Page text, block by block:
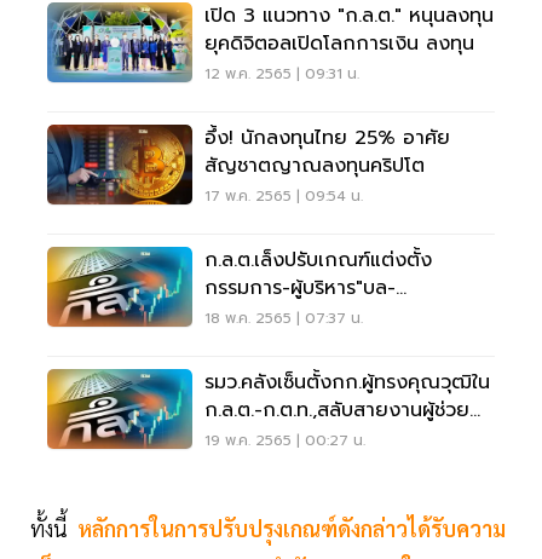
เปิด 3 แนวทาง "ก.ล.ต." หนุนลงทุน
ยุคดิจิตอลเปิดโลกการเงิน ลงทุน
12 พ.ค. 2565 | 09:31 น.
อึ้ง! นักลงทุนไทย 25% อาศัย
สัญชาตญาณลงทุนคริปโต
17 พ.ค. 2565 | 09:54 น.
ก.ล.ต.เล็งปรับเกณฑ์แต่งตั้ง
กรรมการ-ผู้บริหาร"บล-
TFEX"สอดคล้องหลัก CG
18 พ.ค. 2565 | 07:37 น.
รมว.คลังเซ็นตั้งกก.ผู้ทรงคุณวุฒิใน
ก.ล.ต.-ก.ต.ท.,สลับสายงานผู้ช่วย
เลขาฯ
19 พ.ค. 2565 | 00:27 น.
ทั้งนี้ หลักการในการปรับปรุงเกณฑ์ดังกล่าวได้รับความ